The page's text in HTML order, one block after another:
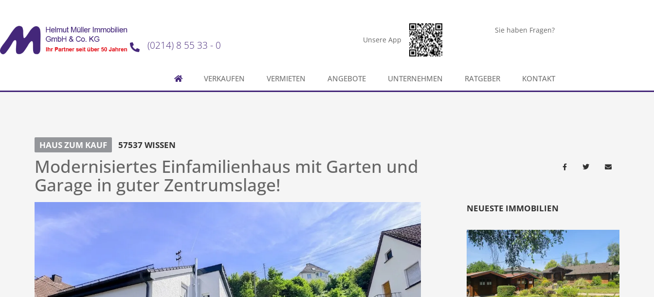
Unsere App
Sie haben Fragen?
(0214) 8 55 33 - 0
VERKAUFEN VERMIETEN ANGEBOTE UNTERNEHMEN RATGEBER KONTAKT
HAUS ZUM KAUF 57537 WISSEN
Modernisiertes Einfamilienhaus mit Garten und
Garage in guter Zentrumslage!
NEUESTE IMMOBILIEN